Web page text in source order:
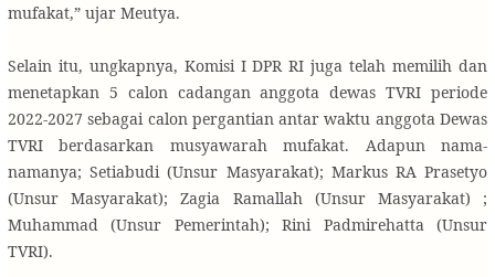
mufakat,” ujar Meutya.
Selain itu, ungkapnya, Komisi I DPR RI juga telah memilih dan
menetapkan 5 calon cadangan anggota dewas TVRI periode
2022-2027 sebagai calon pergantian antar waktu anggota Dewas
TVRI berdasarkan musyawarah mufakat. Adapun nama-
namanya; Setiabudi (Unsur Masyarakat); Markus RA Prasetyo
(Unsur Masyarakat); Zagia Ramallah (Unsur Masyarakat) ;
Muhammad (Unsur Pemerintah); Rini Padmirehatta (Unsur
TVRI).